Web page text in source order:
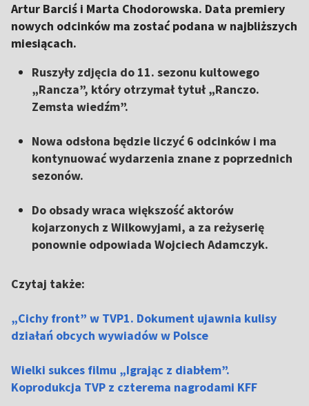
Artur Barciś i Marta Chodorowska. Data premiery
nowych odcinków ma zostać podana w najbliższych
miesiącach.
Ruszyły zdjęcia do 11. sezonu kultowego
„Rancza”, który otrzymał tytuł „Ranczo.
Zemsta wiedźm”.
Nowa odsłona będzie liczyć 6 odcinków i ma
kontynuować wydarzenia znane z poprzednich
sezonów.
Do obsady wraca większość aktorów
kojarzonych z Wilkowyjami, a za reżyserię
ponownie odpowiada Wojciech Adamczyk.
Czytaj także:
„Cichy front” w TVP1. Dokument ujawnia kulisy
działań obcych wywiadów w Polsce
Wielki sukces filmu „Igrając z diabłem”.
Koprodukcja TVP z czterema nagrodami KFF